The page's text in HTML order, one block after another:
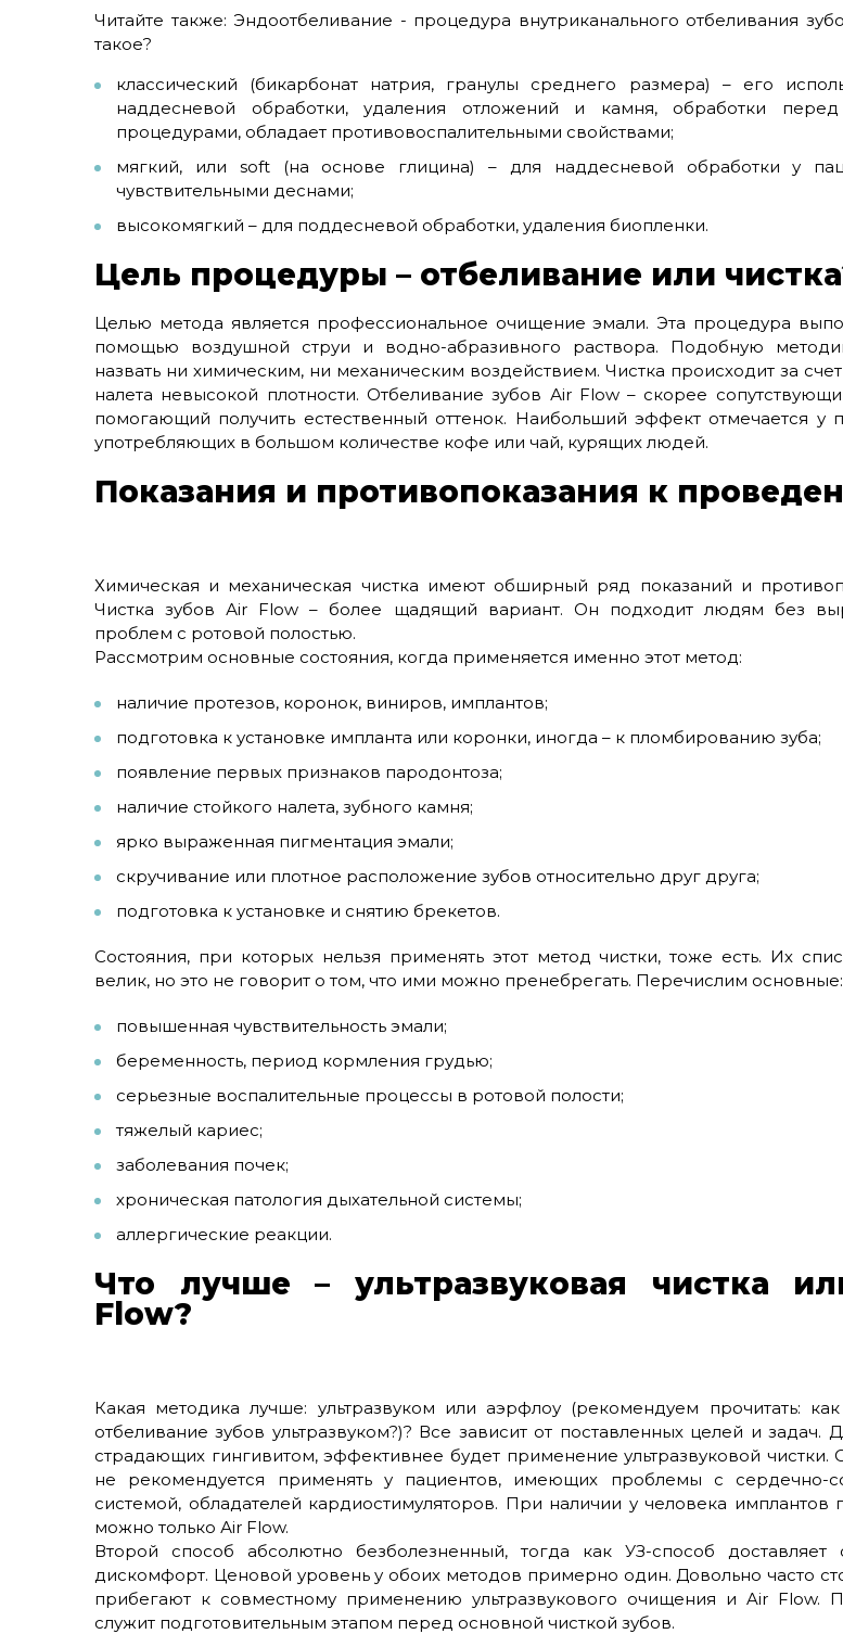
Читайте также: Эндоотбеливание - процедура внутриканального отбеливания
такое?
классический (бикарбонат натрия, гранулы среднего размера) – его
наддесневой обработки, удаления отложений и камня, обработки
процедурами, обладает противовоспалительными свойствами;
мягкий, или soft (на основе глицина) – для наддесневой обработки у
чувствительными деснами;
высокомягкий – для поддесневой обработки, удаления биопленки.
Цель процедуры – отбеливание или
Целью метода является профессиональное очищение эмали. Эта процедура
помощью воздушной струи и водно-абразивного раствора. Подобную
назвать ни химическим, ни механическим воздействием. Чистка происходит за
налета невысокой плотности. Отбеливание зубов Аir Flow – скорее
помогающий получить естественный оттенок. Наибольший эффект отмечается у
употребляющих в большом количестве кофе или чай, курящих людей.
Показания и противопоказания к
Химическая и механическая чистка имеют обширный ряд показаний и
Чистка зубов Аir Flow – более щадящий вариант. Он подходит людям без
проблем с ротовой полостью.
Рассмотрим основные состояния, когда применяется именно этот метод:
наличие протезов, коронок, виниров, имплантов;
подготовка к установке импланта или коронки, иногда – к пломбированию зуба;
появление первых признаков пародонтоза;
наличие стойкого налета, зубного камня;
ярко выраженная пигментация эмали;
скручивание или плотное расположение зубов относительно друг друга;
подготовка к установке и снятию брекетов.
Состояния, при которых нельзя применять этот метод чистки, тоже есть. Их
велик, но это не говорит о том, что ими можно пренебрегать. Перечислим основные:
повышенная чувствительность эмали;
беременность, период кормления грудью;
серьезные воспалительные процессы в ротовой полости;
тяжелый кариес;
заболевания почек;
хроническая патология дыхательной системы;
аллергические реакции.
Что лучше – ультразвуковая чистка
Flow?
Какая методика лучше: ультразвуком или аэрфлоу (рекомендуем прочитать: как
отбеливание зубов ультразвуком?)? Все зависит от поставленных целей и задач.
страдающих гингивитом, эффективнее будет применение ультразвуковой чистки.
не рекомендуется применять у пациентов, имеющих проблемы с сердечно-
системой, обладателей кардиостимуляторов. При наличии у человека имплантов
можно только Аir Flow.
Второй способ абсолютно безболезненный, тогда как УЗ-способ доставляет
дискомфорт. Ценовой уровень у обоих методов примерно один. Довольно часто
прибегают к совместному применению ультразвукового очищения и Air Flow.
служит подготовительным этапом перед основной чисткой зубов.